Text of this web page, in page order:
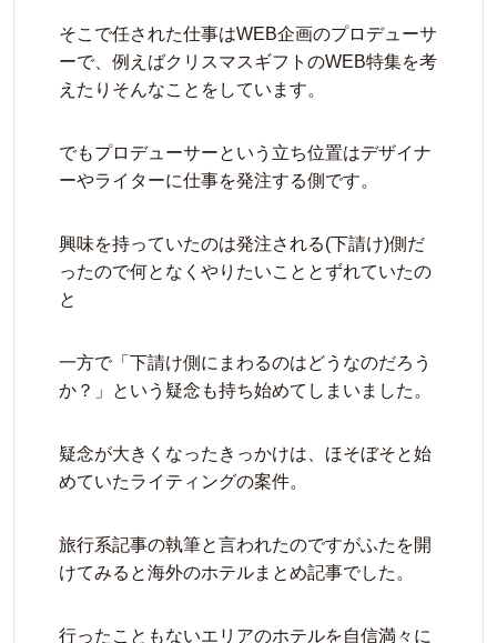
そこで任された仕事はWEB企画のプロデューサ
ーで、例えばクリスマスギフトのWEB特集を考
えたりそんなことをしています。
でもプロデューサーという立ち位置はデザイナ
ーやライターに仕事を発注する側です。
興味を持っていたのは発注される(下請け)側だ
ったので何となくやりたいこととずれていたの
と
一方で「下請け側にまわるのはどうなのだろう
か？」という疑念も持ち始めてしまいました。
疑念が大きくなったきっかけは、ほそぼそと始
めていたライティングの案件。
旅行系記事の執筆と言われたのですがふたを開
けてみると海外のホテルまとめ記事でした。
行ったこともないエリアのホテルを自信満々に